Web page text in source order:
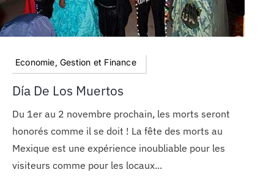
Economie, Gestion et Finance
Día De Los Muertos
Du 1er au 2 novembre prochain, les morts seront
honorés comme il se doit ! La fête des morts au
Mexique est une expérience inoubliable pour les
visiteurs comme pour les locaux...